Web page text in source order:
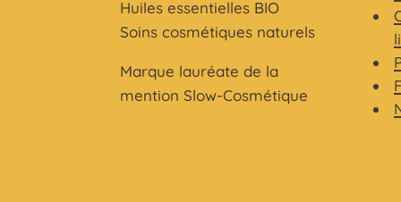
Huiles essentielles BIO
Soins cosmétiques naturels
Marque lauréate de la
mention Slow-Cosmétique